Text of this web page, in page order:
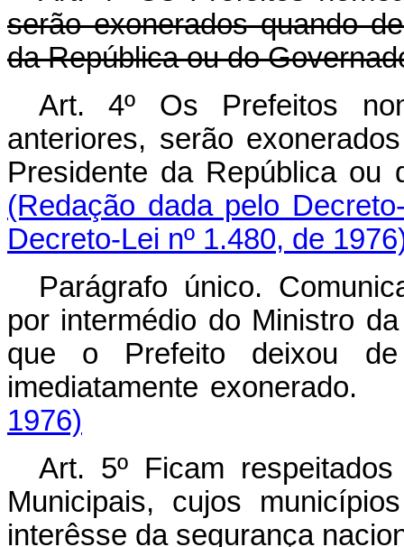
serão exonerados quando
da República ou do
Art. 4º Os Prefeitos
anteriores, serão
Presidente da
(Redação dada pelo
Decreto-Lei nº 1.480, de
Parágrafo único.
por intermédio do Ministro
que o Prefeito deixou
imediatamente
1976)
Art. 5º Ficam
Municipais, cujos
interêsse da segurança